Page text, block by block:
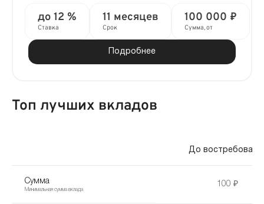
до 12 %
Ставка
11 месяцев
Срок
100 000 ₽
Сумма, от
Подробнее
Топ лучших вкладов
До
Сумма
Минимальная сумма вклада
100 ₽